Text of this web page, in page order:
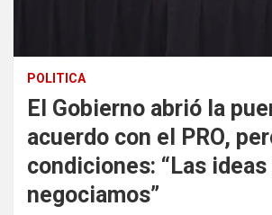
POLITICA
El Gobierno abrió la
acuerdo con el PRO,
condiciones: “Las
negociamos”